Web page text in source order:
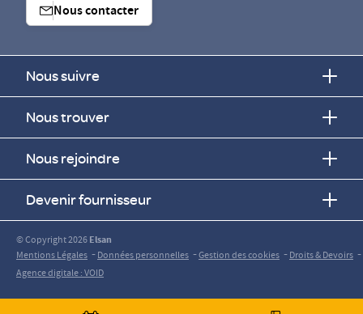
Nous contacter
Nous suivre
Nous trouver
Nous rejoindre
Devenir fournisseur
© Copyright 2026Elsan
Mentions Légales -Données personnelles -Gestion des cookies -Droits & Devoirs -
Agence digitale : VOID